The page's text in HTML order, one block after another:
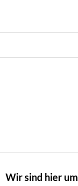
Wir sind hier um